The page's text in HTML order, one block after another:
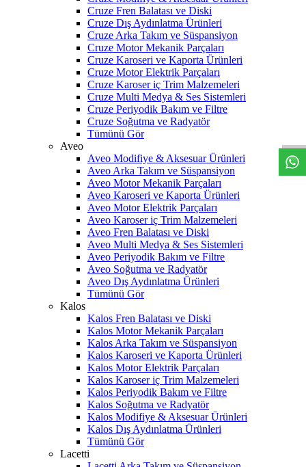
Cruze Fren Balatası ve Diski
Cruze Dış Aydınlatma Ürünleri
Cruze Arka Takım ve Süspansiyon
Cruze Motor Mekanik Parçaları
Cruze Karoseri ve Kaporta Ürünleri
Cruze Motor Elektrik Parçaları
Cruze Karoser iç Trim Malzemeleri
Cruze Multi Medya & Ses Sistemleri
Cruze Periyodik Bakım ve Filtre
Cruze Soğutma ve Radyatör
Tümünü Gör
Aveo
Aveo Modifiye & Aksesuar Ürünleri
Aveo Arka Takım ve Süspansiyon
Aveo Motor Mekanik Parçaları
Aveo Karoseri ve Kaporta Ürünleri
Aveo Motor Elektrik Parçaları
Aveo Karoser iç Trim Malzemeleri
Aveo Fren Balatası ve Diski
Aveo Multi Medya & Ses Sistemleri
Aveo Periyodik Bakım ve Filtre
Aveo Soğutma ve Radyatör
Aveo Dış Aydınlatma Ürünleri
Tümünü Gör
Kalos
Kalos Fren Balatası ve Diski
Kalos Motor Mekanik Parçaları
Kalos Arka Takım ve Süspansiyon
Kalos Karoseri ve Kaporta Ürünleri
Kalos Motor Elektrik Parçaları
Kalos Karoser iç Trim Malzemeleri
Kalos Periyodik Bakım ve Filtre
Kalos Soğutma ve Radyatör
Kalos Modifiye & Aksesuar Ürünleri
Kalos Dış Aydınlatma Ürünleri
Tümünü Gör
Lacetti